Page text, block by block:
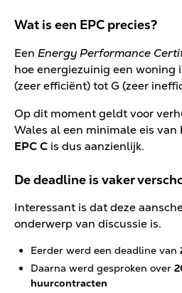
Wat is een EPC precies?
Een Energy Performance
hoe energiezuinig een woning
(zeer efficiënt) tot G (zeer
Op dit moment geldt voor
Wales al een minimale eis van
EPC Cis dus aanzienlijk.
De deadline is vaker
Interessant is dat deze
onderwerp van discussie is.
Eerder werd een deadline van
Daarna werd gesproken over
huurcontracten